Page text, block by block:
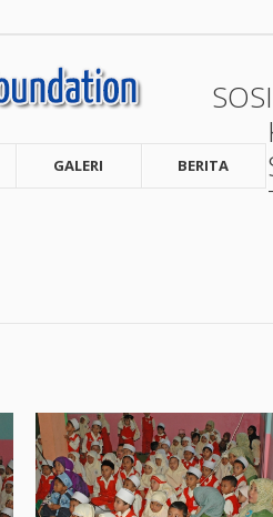
GALERI BERITA